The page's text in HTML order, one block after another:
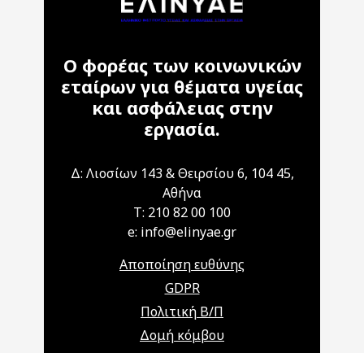
Ο φορέας των κοινωνικών
εταίρων για θέματα υγείας
και ασφάλειας στην
εργασία.
Δ: Λιοσίων 143 & Θειρσίου 6, 104 45,
Αθήνα
T: 210 82 00 100
e: info@elinyae.gr
Αποποίηση ευθύνης
GDPR
Πολιτική Β/Π
Δομή κόμβου